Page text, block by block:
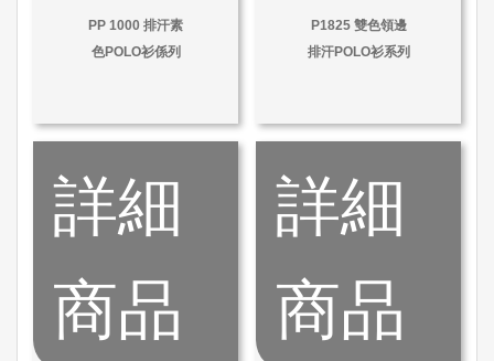
PP 1000 排汗素
色POLO衫係列
P1825 雙色領邊
排汗POLO衫系列
詳細
商品
詳細
商品